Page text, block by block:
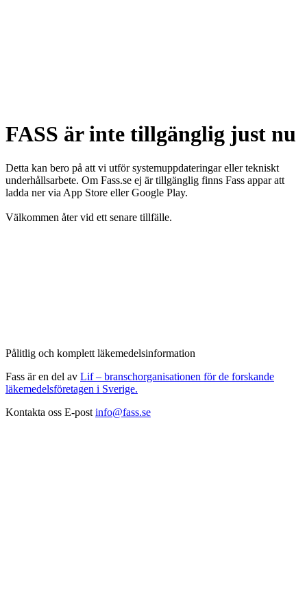
FASS är inte tillgänglig just nu
Detta kan bero på att vi utför systemuppdateringar eller tekniskt
underhållsarbete. Om Fass.se ej är tillgänglig finns Fass appar att
ladda ner via App Store eller Google Play.
Välkommen åter vid ett senare tillfälle.
Pålitlig och komplett läkemedelsinformation
Fass är en del av Lif – branschorganisationen för de forskande
läkemedelsföretagen i Sverige.
Kontakta oss E-post info@fass.se